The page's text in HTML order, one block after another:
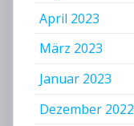
April 2023
März 2023
Januar 2023
Dezember 2022